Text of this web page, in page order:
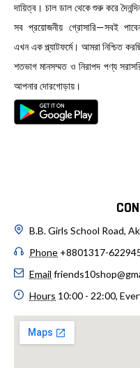
দায়িত্ব। চাল ডাল থেকে শুরু করে
সব প্রয়োজনীয় গ্রোসারি—সবই
এখন এক প্ল্যাটফর্মে। আমরা নিশ্চিত
শতভাগ মানসম্মত ও নিরাপদ পণ্য
আপনার দোরগোড়ায়।
B.B. Girls School Road,
Phone +8801317-
Email
Hours 10:00 - 22:00,